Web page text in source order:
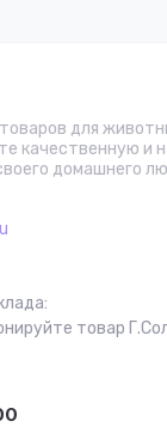
для
качественную и
домашнего
товар